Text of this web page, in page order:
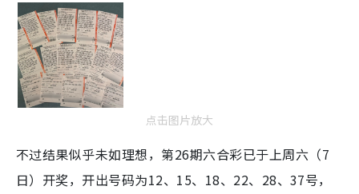
点击图片放大
不过结果似乎未如理想，第26期六合彩已于上周六（7
日）开奖，开出号码为12、15、18、22、28、37号，